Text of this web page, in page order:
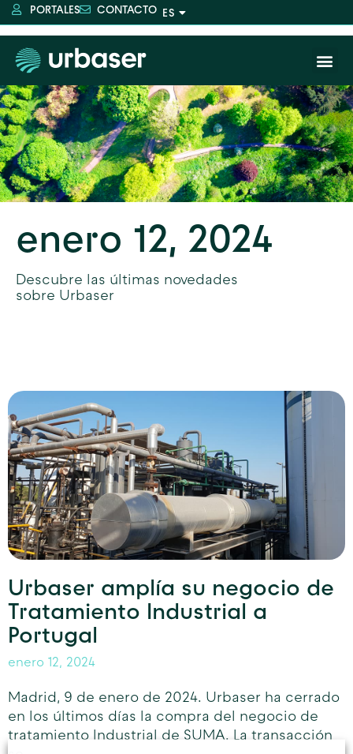
PORTALES CONTACTO
enero 12, 2024
Descubre las últimas novedades
sobre Urbaser
Urbaser amplía su negocio de
Tratamiento Industrial a
Portugal
enero 12, 2024
Madrid, 9 de enero de 2024. Urbaser ha cerrado
en los últimos días la compra del negocio de
tratamiento Industrial de SUMA. La transacción